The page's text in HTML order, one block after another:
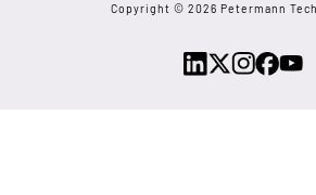
Copyright © 2026 Petermann